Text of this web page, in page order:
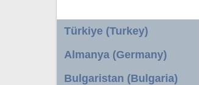
Türkiye (Turkey)
Almanya (Germany)
Bulgaristan (Bulgaria)